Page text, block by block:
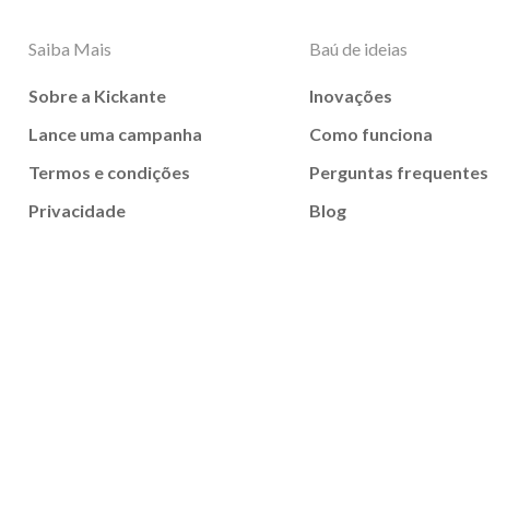
Saiba Mais
Sobre a Kickante
Lance uma campanha
Termos e condições
Privacidade
Baú de ideias
Inovações
Como funciona
Perguntas frequentes
Blog